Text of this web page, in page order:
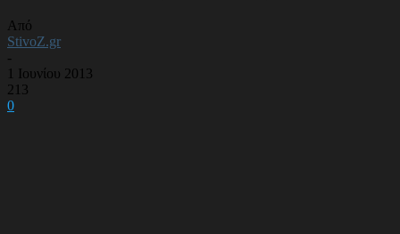
Από
StivoZ.gr
-
1 Ιουνίου 2013
213
0